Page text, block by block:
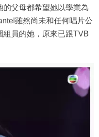
的父母都希望她以學業為
雖然尚未和任何唱片公
組員的她，原來已跟TVB